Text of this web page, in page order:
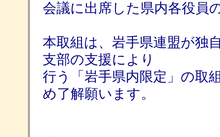
会議に出席した県内各役員
本取組は、岩手県連盟が独
支部の支援により
行う「岩手県内限定」の取
め了解願います。